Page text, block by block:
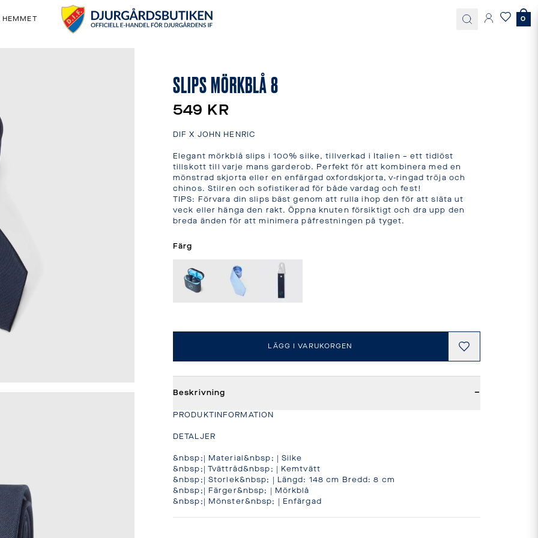
HEMMET 0
SLIPS MÖRKBLÅ 8
549 KR
DIF X JOHN HENRIC
Elegant mörkblå slips i 100% silke, tillverkad i Italien – ett tidlöst
tillskott till varje mans garderob. Perfekt för att kombinera med en
mönstrad skjorta eller en enfärgad oxfordskjorta, v-ringad tröja och
chinos. Stilren och sofistikerad för både vardag och fest!
TIPS: Förvara din slips bäst genom att rulla ihop den för att släta ut
veck eller hänga den rakt. Öppna knuten försiktigt och dra upp den
breda änden för att minimera påfrestningen på tyget.
Färg
LÄGG I VARUKORGEN
Beskrivning −
PRODUKTINFORMATION
DETALJER
&nbsp;| Material&nbsp; | Silke
&nbsp;| Tvättråd&nbsp; | Kemtvätt
&nbsp;| Storlek&nbsp; | Längd: 148 cm Bredd: 8 cm
&nbsp;| Färger&nbsp; | Mörkblå
&nbsp;| Mönster&nbsp; | Enfärgad